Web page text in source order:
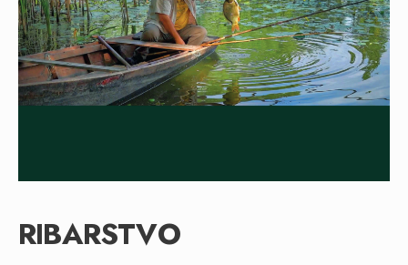
RIBARSTVO